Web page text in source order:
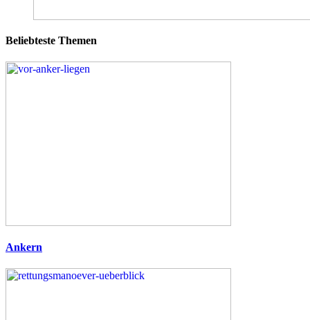
Beliebteste Themen
Ankern